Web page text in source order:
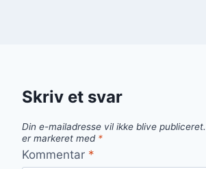
Skriv et svar
Din e-mailadresse vil ikke blive publiceret.
er markeret med *
Kommentar *